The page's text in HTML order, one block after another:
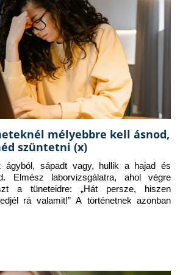
mélyebbre kell ásnod,
szüntetni (x)
sápadt vagy, hullik a hajad és
Elmész laborvizsgálatra, ahol végre
a tüneteidre: „Hát persze, hiszen
rá valamit!” A történetnek azonban